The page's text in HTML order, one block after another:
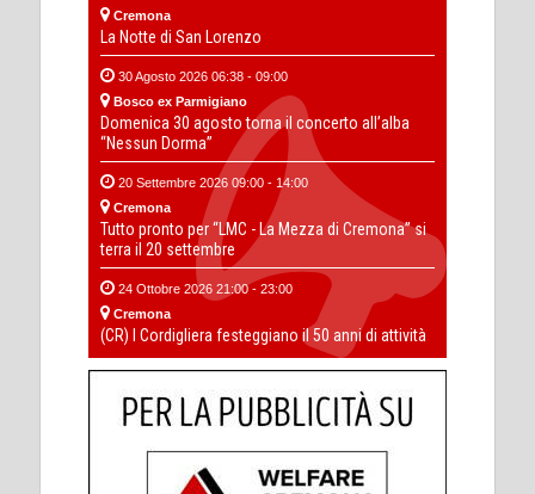
Cremona
La Notte di San Lorenzo
30 Agosto 2026 06:38 - 09:00
Bosco ex Parmigiano
Domenica 30 agosto torna il concerto all’alba
“Nessun Dorma”
20 Settembre 2026 09:00 - 14:00
Cremona
Tutto pronto per “LMC - La Mezza di Cremona” si
terra il 20 settembre
24 Ottobre 2026 21:00 - 23:00
Cremona
(CR) I Cordigliera festeggiano il 50 anni di attività